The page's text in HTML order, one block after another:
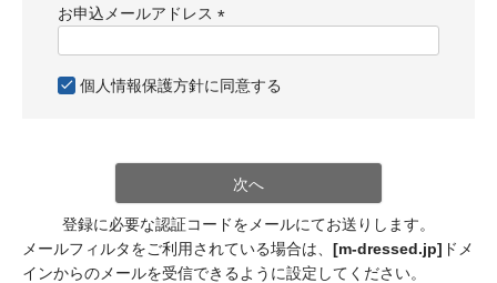
須
お申込メールアドレス
須
個人情報保護方針に同意する
次へ
登録に必要な認証コードをメールにてお送りします。
メールフィルタをご利用されている場合は、 [m-dressed.jp] ドメ
インからのメールを受信できるように設定してください。